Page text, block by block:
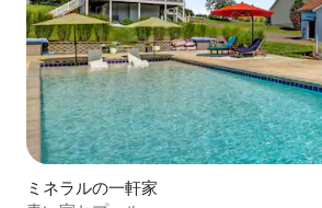
ミネラルの一軒家